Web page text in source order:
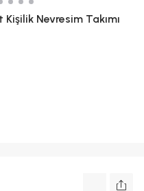
Nevresim Takımı